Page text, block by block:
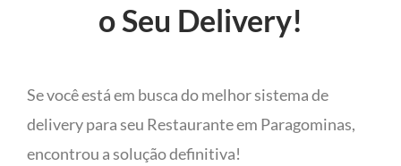
o Seu Delivery!
Se você está em busca do melhor sistema de
delivery para seu Restaurante em Paragominas,
encontrou a solução definitiva!